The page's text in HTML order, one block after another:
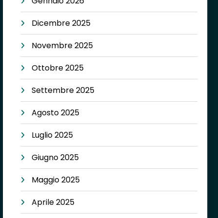
Dicembre 2025
Novembre 2025
Ottobre 2025
Settembre 2025
Agosto 2025
Luglio 2025
Giugno 2025
Maggio 2025
Aprile 2025